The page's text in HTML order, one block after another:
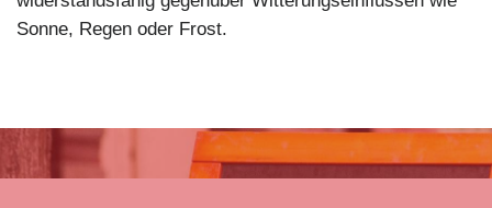
Sonne, Regen oder Frost.